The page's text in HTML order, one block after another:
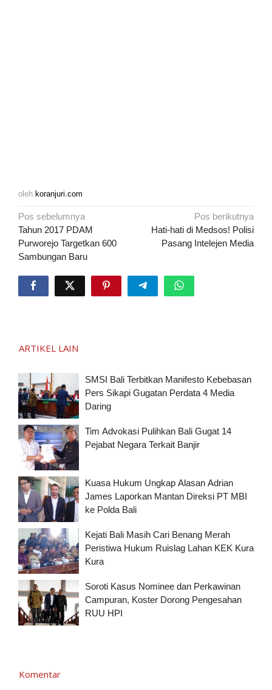
oleh koranjuri.com
Navigasi
pos
Pos sebelumnya
Tahun 2017 PDAM
Purworejo Targetkan 600
Sambungan Baru
Pos berikutnya
Hati-hati di Medsos! Polisi
Pasang Intelejen Media
ARTIKEL LAIN
SMSI Bali Terbitkan Manifesto Kebebasan
Pers Sikapi Gugatan Perdata 4 Media
Daring
Tim Advokasi Pulihkan Bali Gugat 14
Pejabat Negara Terkait Banjir
Kuasa Hukum Ungkap Alasan Adrian
James Laporkan Mantan Direksi PT MBI
ke Polda Bali
Kejati Bali Masih Cari Benang Merah
Peristiwa Hukum Ruislag Lahan KEK Kura
Kura
Soroti Kasus Nominee dan Perkawinan
Campuran, Koster Dorong Pengesahan
RUU HPI
Komentar